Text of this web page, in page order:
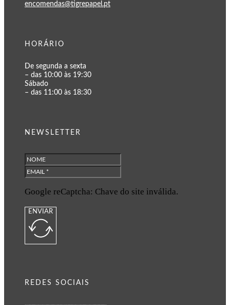
encomendas@tigrepapel.pt
HORÁRIO
De segunda a sexta
– das 10:00 às 19:30
Sábado
– das 11:00 às 18:30
NEWSLETTER
Google reCaptcha: Chave do site inválida.
ENVIAR
REDES SOCIAIS